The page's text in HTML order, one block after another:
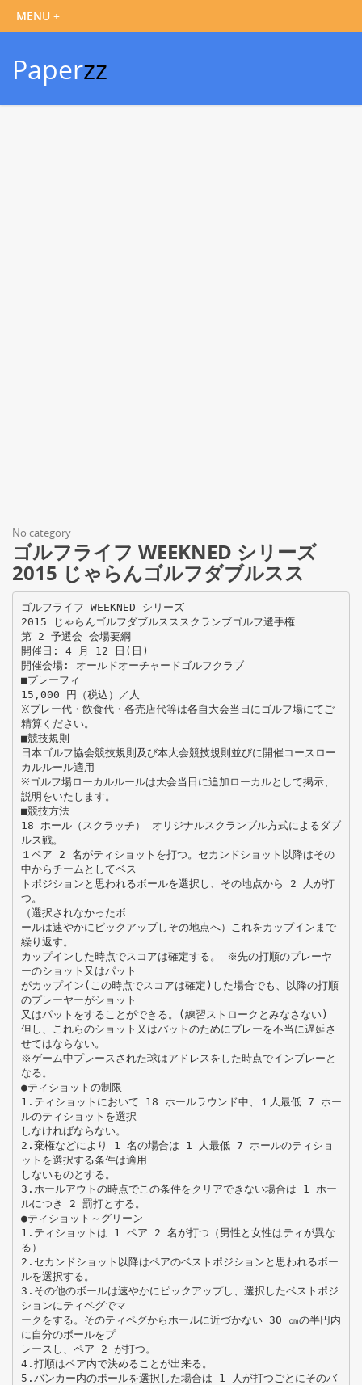
Paperzz
No category
ゴルフライフ WEEKNED シリーズ
2015 じゃらんゴルフダブルスス
ゴルフライフ WEEKNED シリーズ
2015 じゃらんゴルフダブルスススクランブゴルフ選手権
第 2 予選会 会場要綱
開催日: 4 月 12 日(日)
開催会場: オールドオーチャードゴルフクラブ
■プレーフィ
15,000 円（税込）／人
※プレー代・飲食代・各売店代等は各自大会当日にゴルフ場にてご
精算ください。
■競技規則
日本ゴルフ協会競技規則及び本大会競技規則並びに開催コースロー
カルルール適用
※ゴルフ場ローカルルールは大会当日に追加ローカルとして掲示、
説明をいたします。
■競技方法
18 ホール（スクラッチ） オリジナルスクランブル方式によるダブ
ルス戦。
１ペア 2 名がティショットを打つ。セカンドショット以降はその
中からチームとしてベス
トポジションと思われるボールを選択し、その地点から 2 人が打
つ。
（選択されなかったボ
ールは速やかにピックアップしその地点へ）これをカップインまで
繰り返す。
カップインした時点でスコアは確定する。 ※先の打順のプレーヤ
ーのショット又はパット
がカップイン(この時点でスコアは確定)した場合でも、以降の打順
のプレーヤーがショット
又はパットをすることができる。(練習ストロークとみなさない)
但し、これらのショット又はパットのためにプレーを不当に遅延さ
せてはならない。
※ゲーム中プレースされた球はアドレスをした時点でインプレーと
なる。
●ティショットの制限
1.ティショットにおいて 18 ホールラウンド中、１人最低 7 ホー
ルのティショットを選択
しなければならない。
2.棄権などにより 1 名の場合は 1 人最低 7 ホールのティショ
ットを選択する条件は適用
しないものとする。
3.ホールアウトの時点でこの条件をクリアできない場合は 1 ホー
ルにつき 2 罰打とする。
●ティショット～グリーン
1.ティショットは 1 ペア 2 名が打つ（男性と女性はティが異な
る）
2.セカンドショット以降はペアのベストポジションと思われるボー
ルを選択する。
3.その他のボールは速やかにピックアップし、選択したベストポジ
ションにティペグでマ
ークをする。そのティペグからホールに近づかない 30 ㎝の半円内
に自分のボールをプ
レースし、ペア 2 が打つ。
4.打順はペア内で決めることが出来る。
5.バンカー内のボールを選択した場合は 1 人が打つごとにそのバ